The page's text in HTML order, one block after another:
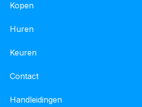
Kopen
Huren
Keuren
Contact
Handleidingen